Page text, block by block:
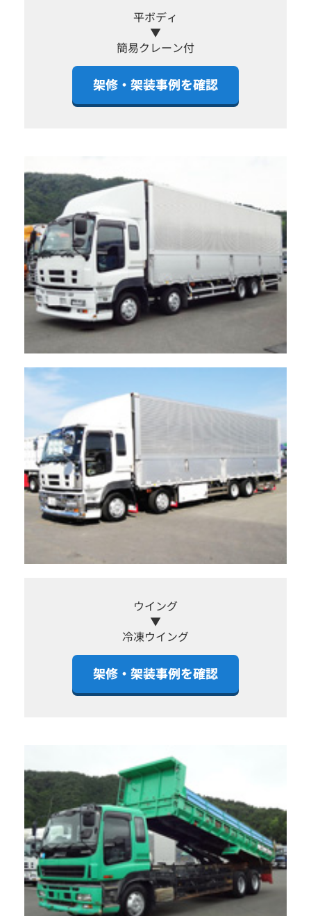
平ボディ
▼
簡易クレーン付
架修・架装事例を確認
ウイング
▼
冷凍ウイング
架修・架装事例を確認